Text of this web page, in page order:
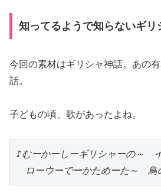
知ってるようで知らないギリ
今回の素材はギリシャ神話。あの
話。
子どもの頃、歌があったよね。
♪むーかーしーギリシャーの～　
ローウーでーかためーた～　鳥